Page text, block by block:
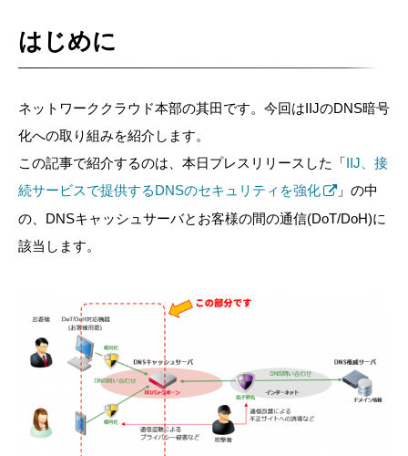
はじめに
ネットワーククラウド本部の其田です。今回はIIJのDNS暗号
化への取り組みを紹介します。
この記事で紹介するのは、本日プレスリリースした「IIJ、接
続サービスで提供するDNSのセキュリティを強化
」の中
の、DNSキャッシュサーバとお客様の間の通信(DoT/DoH)に
該当します。